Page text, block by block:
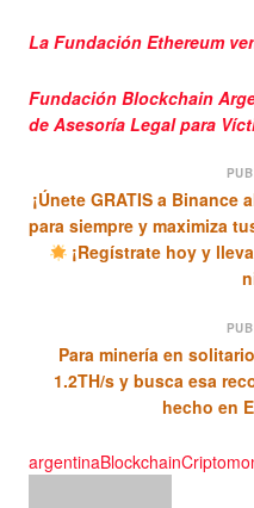
La Fundación Ethereum
Fundación Blockchain
de Asesoría Legal para
¡Únete GRATIS a Binance
para siempre y maximiza
¡Regístrate hoy y
Para minería en
1.2TH/s y busca esa
hecho en
argentinaBlockchain